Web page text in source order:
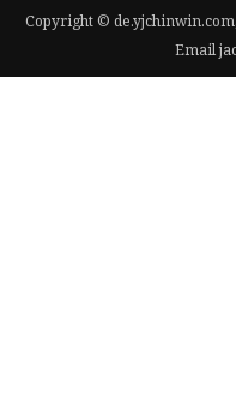
Copyright ©
Email